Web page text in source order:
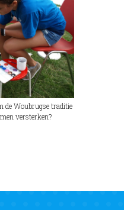
de Woubrugse traditie
versterken?